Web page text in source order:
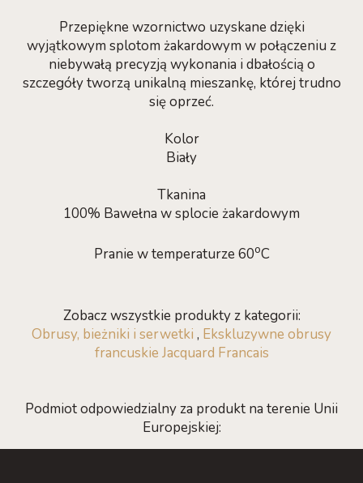
Przepiękne wzornictwo uzyskane dzięki
wyjątkowym splotom żakardowym w połączeniu z
niebywałą precyzją wykonania i dbałością o
szczegóły tworzą unikalną mieszankę, której trudno
się oprzeć.
Kolor
Biały
Tkanina
100% Bawełna w splocie żakardowym
Pranie w temperaturze 60oC
Zobacz wszystkie produkty z kategorii:
Obrusy, bieżniki i serwetki , Ekskluzywne obrusy
francuskie Jacquard Francais
Podmiot odpowiedzialny za produkt na terenie Unii
Europejskiej: